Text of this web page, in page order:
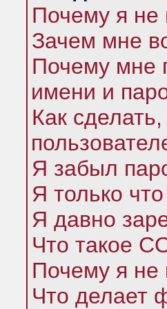
Почему я не
Зачем мне
Почему мне
имени и
Как
Я забыл
Я только
Я давно
Что такое
Почему я не
Что делает